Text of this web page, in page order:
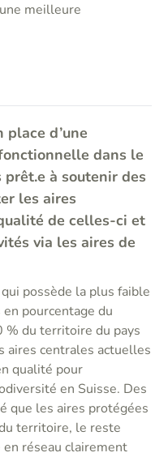
meilleure
d’une
dans le
à soutenir des
les aires
de celles-ci et
via les aires de
possède la plus faible
pourcentage du
du territoire du pays
aires centrales actuelles
qualité pour
en Suisse. Des
que les aires protégées
territoire, le reste
réseau clairement